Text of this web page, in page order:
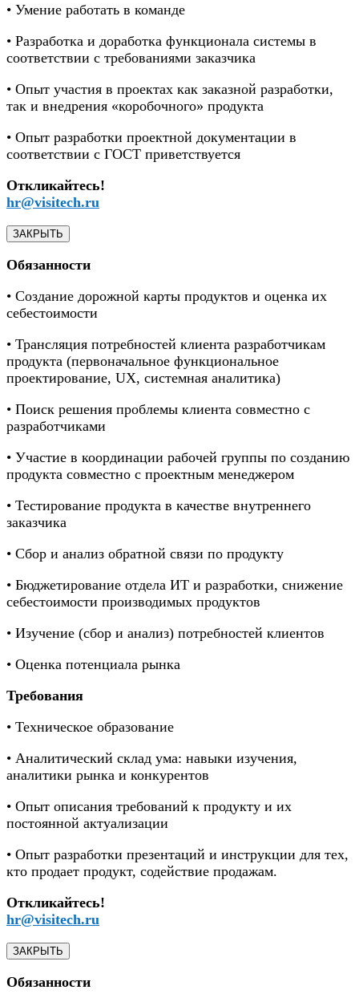
• Умение работать в команде
• Разработка и доработка функционала системы в
соответствии с требованиями заказчика
• Опыт участия в проектах как заказной разработки,
так и внедрения «коробочного» продукта
• Опыт разработки проектной документации в
соответствии с ГОСТ приветствуется
Откликайтесь!
hr@visitech.ru
ЗАКРЫТЬ
Обязанности
• Создание дорожной карты продуктов и оценка их
себестоимости
• Трансляция потребностей клиента разработчикам
продукта (первоначальное функциональное
проектирование, UX, системная аналитика)
• Поиск решения проблемы клиента совместно с
разработчиками
• Участие в координации рабочей группы по созданию
продукта совместно с проектным менеджером
• Тестирование продукта в качестве внутреннего
заказчика
• Сбор и анализ обратной связи по продукту
• Бюджетирование отдела ИТ и разработки, снижение
себестоимости производимых продуктов
• Изучение (сбор и анализ) потребностей клиентов
• Оценка потенциала рынка
Требования
• Техническое образование
• Аналитический склад ума: навыки изучения,
аналитики рынка и конкурентов
• Опыт описания требований к продукту и их
постоянной актуализации
• Опыт разработки презентаций и инструкции для тех,
кто продает продукт, содействие продажам.
Откликайтесь!
hr@visitech.ru
ЗАКРЫТЬ
Обязанности